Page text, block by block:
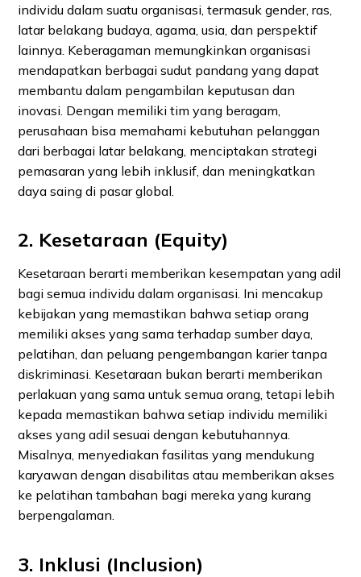
individu dalam suatu organisasi, termasuk gender, ras,
latar belakang budaya, agama, usia, dan perspektif
lainnya. Keberagaman memungkinkan organisasi
mendapatkan berbagai sudut pandang yang dapat
membantu dalam pengambilan keputusan dan
inovasi. Dengan memiliki tim yang beragam,
perusahaan bisa memahami kebutuhan pelanggan
dari berbagai latar belakang, menciptakan strategi
pemasaran yang lebih inklusif, dan meningkatkan
daya saing di pasar global.
2. Kesetaraan (Equity)
Kesetaraan berarti memberikan kesempatan yang adil
bagi semua individu dalam organisasi. Ini mencakup
kebijakan yang memastikan bahwa setiap orang
memiliki akses yang sama terhadap sumber daya,
pelatihan, dan peluang pengembangan karier tanpa
diskriminasi. Kesetaraan bukan berarti memberikan
perlakuan yang sama untuk semua orang, tetapi lebih
kepada memastikan bahwa setiap individu memiliki
akses yang adil sesuai dengan kebutuhannya.
Misalnya, menyediakan fasilitas yang mendukung
karyawan dengan disabilitas atau memberikan akses
ke pelatihan tambahan bagi mereka yang kurang
berpengalaman.
3. Inklusi (Inclusion)